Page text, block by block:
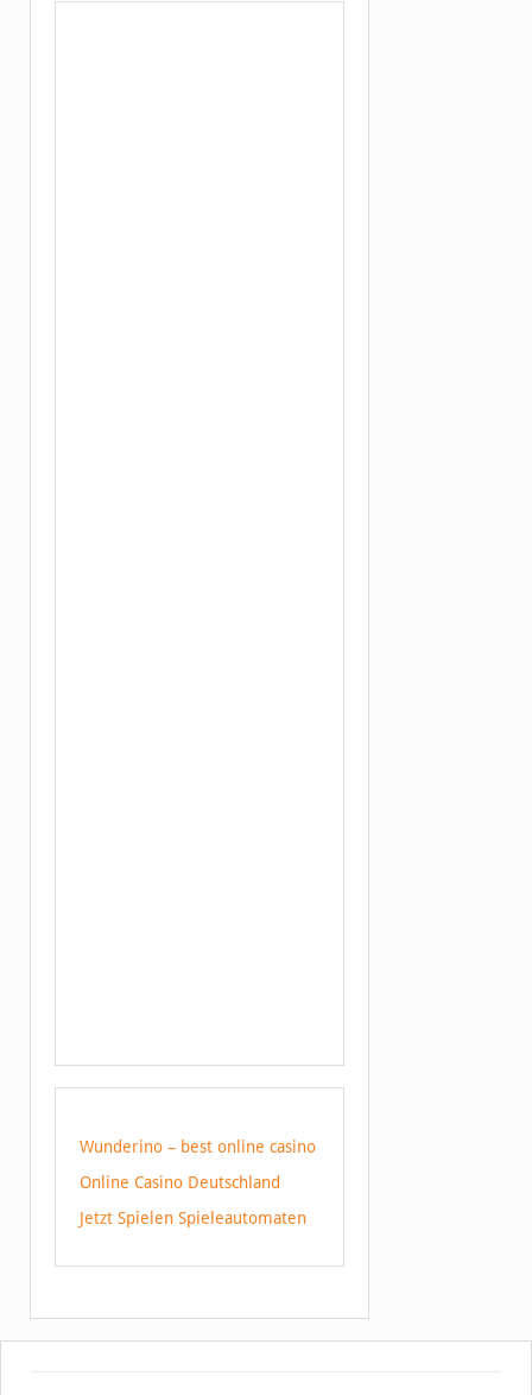
Wunderino – best online casino
Online Casino Deutschland
Jetzt Spielen Spieleautomaten